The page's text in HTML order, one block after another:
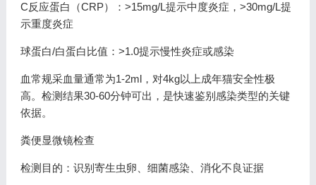
C反应蛋白（CRP）：>15mg/L提示中度炎症，>30mg/L提
示重度炎症
球蛋白/白蛋白比值：>1.0提示慢性炎症或感染
血常规采血量通常为1-2ml，对4kg以上成年猫安全性极
高。检测结果30-60分钟可出，是快速鉴别感染类型的关键
依据。
粪便显微镜检查
检测目的：识别寄生虫卵、细菌感染、消化不良证据